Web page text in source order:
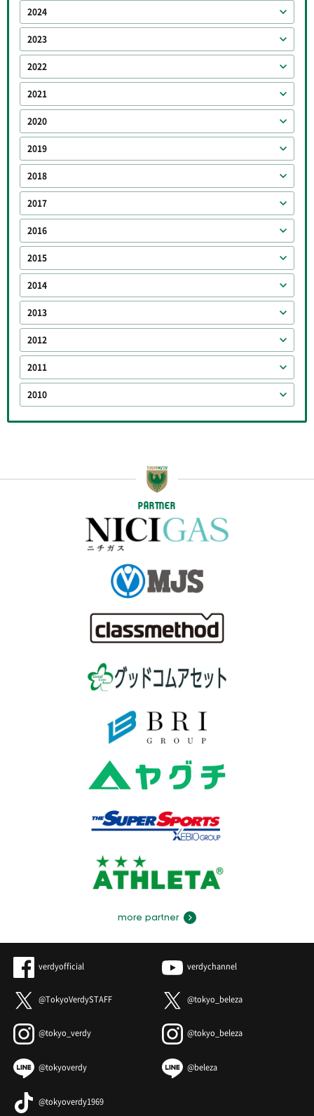
2024
2023
2022
2021
2020
2019
2018
2017
2016
2015
2014
2013
2012
2011
2010
PARTNER
more partner
verdyofficial verdychannel
@TokyoVerdySTAFF @tokyo_beleza
@tokyo_verdy @tokyo_beleza
@tokyoverdy @beleza
@tokyoverdy1969